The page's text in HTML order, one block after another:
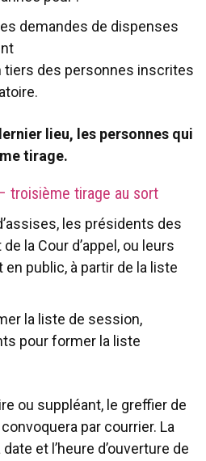
demandes de dispenses
tiers des personnes inscrites
lieu, les personnes qui
tirage.
troisième tirage au sort
les présidents des
la Cour d’appel, ou leurs
public, à partir de la liste
la liste de session,
pour former la liste
ou suppléant, le greffier de
par courrier. La
et l’heure d’ouverture de